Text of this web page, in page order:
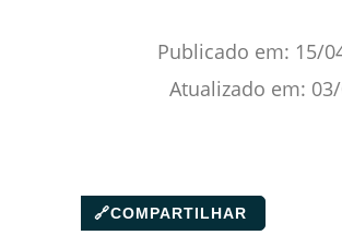
Publicado em: 15/
Atualizado em:
🔗COMPARTILHAR